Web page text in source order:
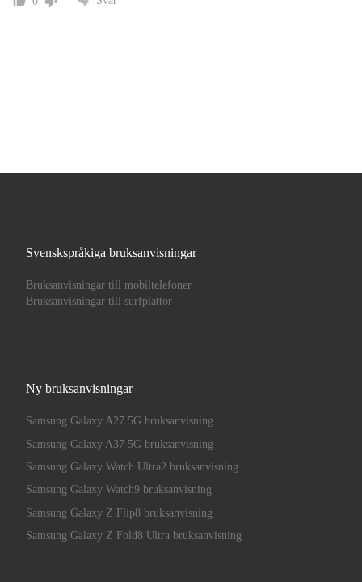
Svenskspråkiga bruksanvisningar
Bruksanvisningar till mobiltelefoner
Bruksanvisningar till surfplattor
Ny bruksanvisningar
Samsung Galaxy A27 5G bruksanvisning
Samsung Galaxy A37 5G bruksanvisning
Samsung Galaxy Watch Ultra2 bruksanvisning
Samsung Galaxy Watch9 bruksanvisning
Samsung Galaxy Z Flip8 bruksanvisning
Samsung Galaxy Z Fold8 Ultra bruksanvisning